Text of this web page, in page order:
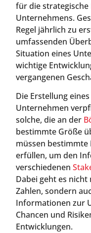
für die strategische
Unternehmens.
Regel jährlich zu
umfassenden
Situation eines
wichtige
vergangenen
Die Erstellung
Unternehmen
solche, die an der
bestimmte Größe
müssen
erfüllen, um den
verschiedenen
Dabei geht es
Zahlen, sondern
Informationen zur
Chancen und
Entwicklungen.